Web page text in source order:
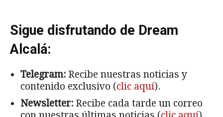
Sigue disfrutando de Dream
Alcalá:
Telegram: Recibe nuestras noticias y
contenido exclusivo (clic aquí).
Newsletter: Recibe cada tarde un correo